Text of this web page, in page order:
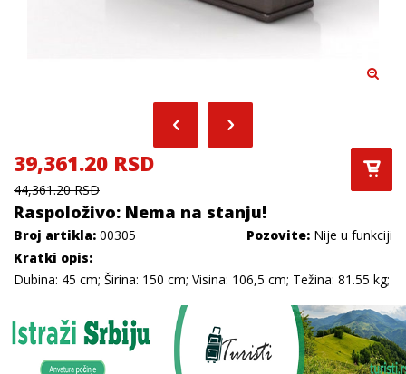
39,361.20 RSD
44,361.20 RSD
Raspoloživo: Nema na stanju!
Broj artikla: 00305 Pozovite: Nije u funkciji
Kratki opis:
Dubina: 45 cm; Širina: 150 cm; Visina: 106,5 cm; Težina: 81.55 kg;